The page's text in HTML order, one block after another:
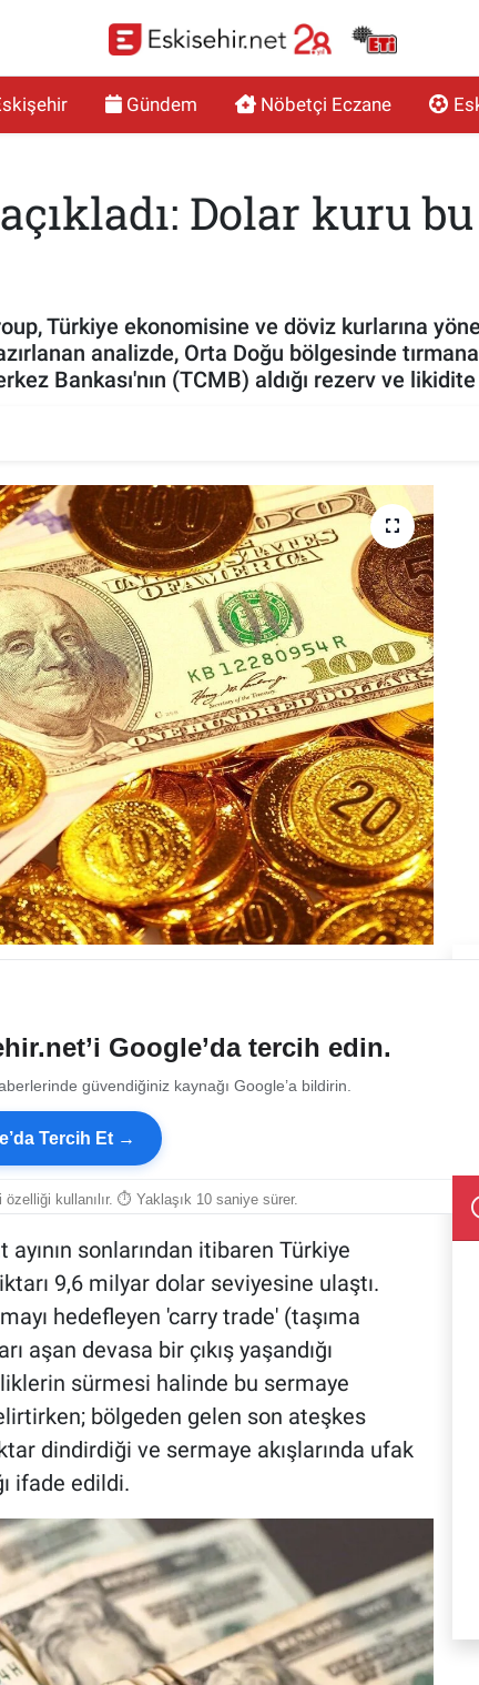
Gündem Nöbetçi Eczane
Dolar kuru
Türkiye ekonomisine ve döviz kurlarına
analizde, Orta Doğu bölgesinde
Bankası'nın (TCMB) aldığı rezerv ve
Google’da tercih edin.
güvendiğiniz kaynağı Google’a bildirin.
Tercih Et →
özelliği kullanılır. ⏱ Yaklaşık 10 saniye sürer.
ayının sonlarından itibaren Türkiye
9,6 milyar dolar seviyesine ulaştı.
hedefleyen 'carry trade' (taşıma
aşan devasa bir çıkış yaşandığı
sürmesi halinde bu sermaye
bölgeden gelen son ateşkes
dindirdiği ve sermaye akışlarında ufak
ifade edildi.